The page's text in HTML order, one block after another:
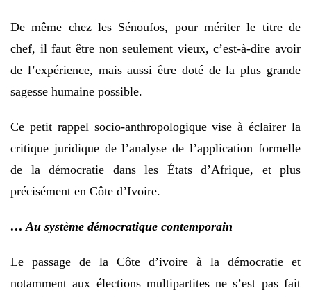
De même chez les Sénoufos, pour mériter le titre de
chef, il faut être non seulement vieux, c’est-à-dire avoir
de l’expérience, mais aussi être doté de la plus grande
sagesse humaine possible.
Ce petit rappel socio-anthropologique vise à éclairer la
critique juridique de l’analyse de l’application formelle
de la démocratie dans les États d’Afrique, et plus
précisément en Côte d’Ivoire.
… Au système démocratique contemporain
Le passage de la Côte d’ivoire à la démocratie et
notamment aux élections multipartites ne s’est pas fait